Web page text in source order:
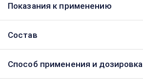
Показания к применению
Состав
Способ применения и дозировка